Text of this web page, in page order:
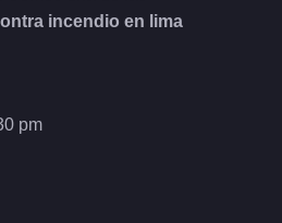
incendio en lima
pm